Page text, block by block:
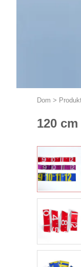
Dom >
120